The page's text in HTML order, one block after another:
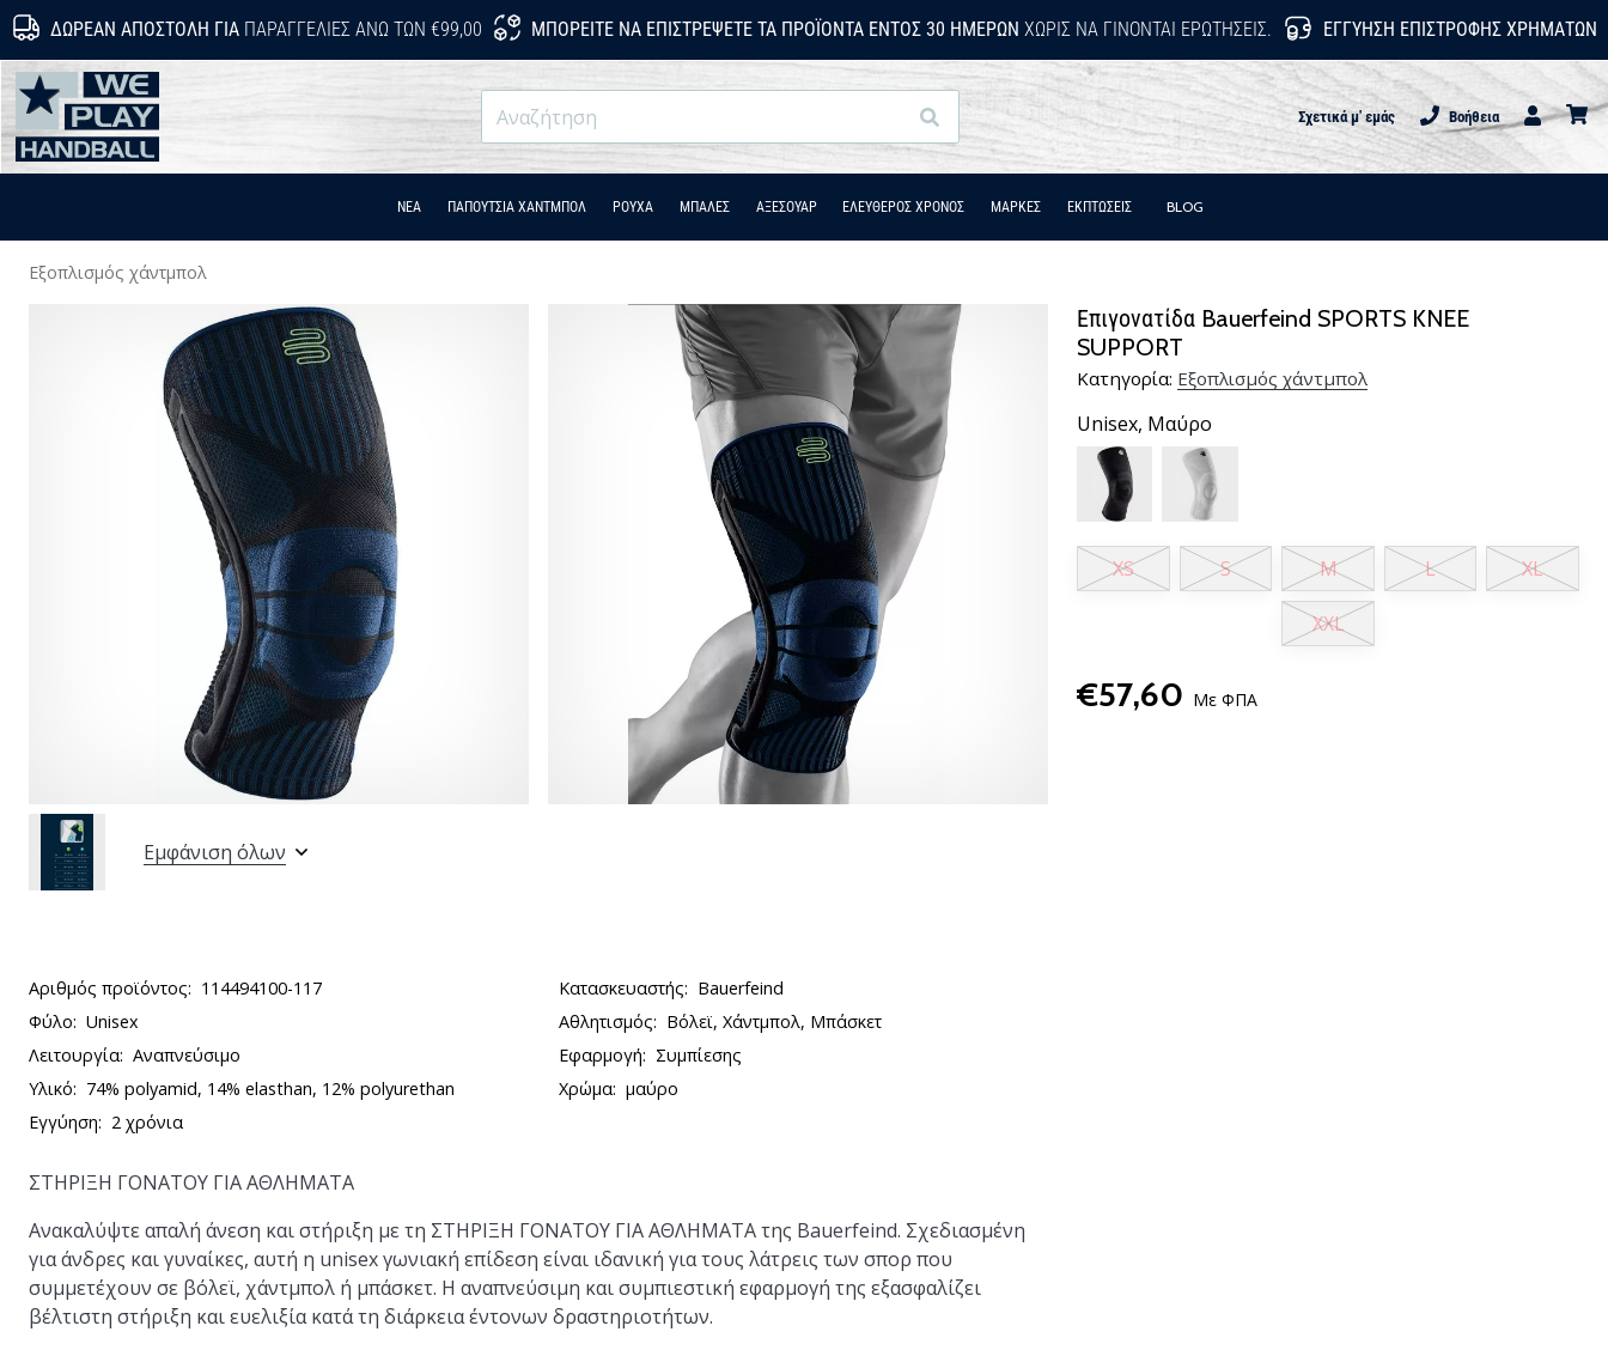
ΔΩΡΕΆΝ ΑΠΟΣΤΟΛΉ ΓΙΑΠΑΡΑΓΓΕΛΊΕΣ ΆΝΩ ΤΩΝ €99,00 ΜΠΟΡΕΊΤΕ ΝΑ ΕΠΙΣΤΡΈΨΕΤΕ ΤΑ ΠΡΟΪΌΝΤΑ ΕΝΤΌΣ 30 ΗΜΕΡΏΝ ΧΩΡΊΣ ΝΑ ΓΊΝΟΝΤΑΙ ΕΡΩΤΉΣΕΙΣ. ΕΓΓΎΗΣΗ ΕΠΙΣΤΡΟΦΉΣ ΧΡΗΜΆΤΩΝ
WePlayHandball.gr
Αναζήτηση Σχετικά μ' εμάς
Βοήθεια
Χρήστης
ΝΕΑ ΠΑΠΟΎΤΣΙΑ ΧΆΝΤΜΠΟΛ ΡΟΎΧΑ ΜΠΑΛΕΣ ΑΞΕΣΟΥΑΡ ΕΛΕΥΘΕΡΟΣ ΧΡΟΝΟΣ ΜΑΡΚΕΣ ΕΚΠΤΩΣΕΙΣ BLOG
Εξοπλισμός χάντμπολ
Επιγονατίδα Bauerfeind SPORTS KNEE
SUPPORT
Κατηγορία: Εξοπλισμός χάντμπολ
Unisex, Μαύρο
XS S M L XL
XXL
€57,60 Με ΦΠΑ
Εμφάνιση όλων
Αριθμός προϊόντος: 114494100-117 Κατασκευαστής: Bauerfeind
Φύλο: Unisex Αθλητισμός: Βόλεϊ, Χάντμπολ, Μπάσκετ
Λειτουργία: Αναπνεύσιμο Εφαρμογή: Συμπίεσης
Υλικό: 74% polyamid, 14% elasthan, 12% polyurethan Χρώμα: μαύρο
Εγγύηση: 2 χρόνια
ΣΤΗΡΙΞΗ ΓΟΝΑΤΟΥ ΓΙΑ ΑΘΛΗΜΑΤΑ
Ανακαλύψτε απαλή άνεση και στήριξη με τη ΣΤΗΡΙΞΗ ΓΟΝΑΤΟΥ ΓΙΑ ΑΘΛΗΜΑΤΑ της Bauerfeind. Σχεδιασμένη
για άνδρες και γυναίκες, αυτή η unisex γωνιακή επίδεση είναι ιδανική για τους λάτρεις των σπορ που
συμμετέχουν σε βόλεϊ, χάντμπολ ή μπάσκετ. Η αναπνεύσιμη και συμπιεστική εφαρμογή της εξασφαλίζει
βέλτιστη στήριξη και ευελιξία κατά τη διάρκεια έντονων δραστηριοτήτων.